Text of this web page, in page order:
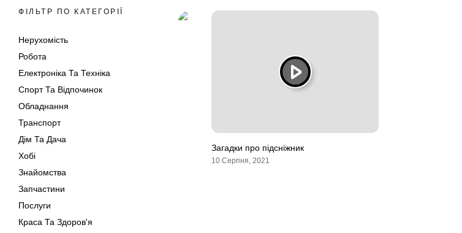
ФІЛЬТР ПО КАТЕГОРІЇ
Нерухомість
Робота
Електроніка Та Техніка
Спорт Та Відпочинок
Обладнання
Транспорт
Дім Та Дача
Хобі
Знайомства
Запчастини
Послуги
Краса Та Здоров'я
Загадки про підсніжник
10 Серпня, 2021